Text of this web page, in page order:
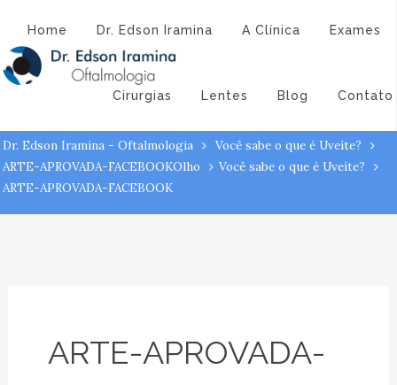
Home Dr. Edson Iramina A Clínica Exames
Cirurgias Lentes Blog Contato
ARTE-APROVADA-
FACEBOOK
Dr. Edson Iramina - Oftalmologia
Você sabe o que é Uveíte?
ARTE-APROVADA-FACEBOOKOlho
Você sabe o que é Uveíte?
ARTE-APROVADA-FACEBOOK
ARTE-APROVADA-